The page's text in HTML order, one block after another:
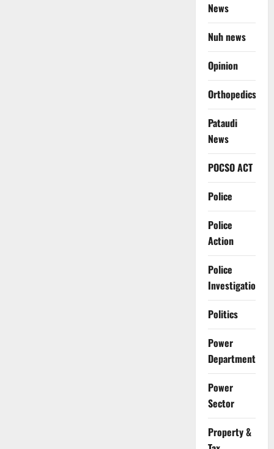
News
Nuh news
Opinion
Orthopedics
Pataudi
News
POCSO ACT
Police
Police
Action
Police
Investigation
Politics
Power
Department
Power
Sector
Property &